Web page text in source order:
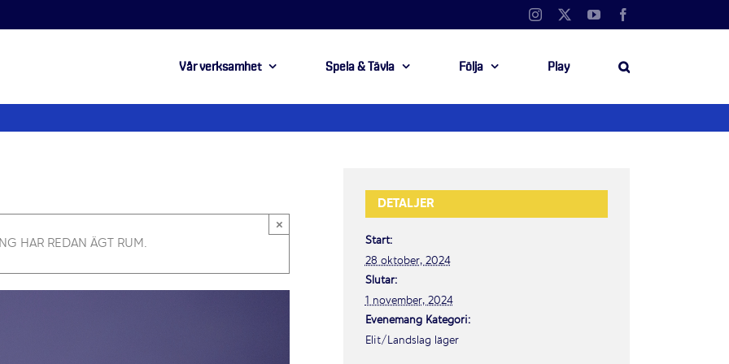
Instagram YouTube
Vår verksamhet Spela & Tävla Följa Play
HAR REDAN ÄGT RUM.
×
DETALJER
Start:
28 oktober, 2024
Slutar:
1 november, 2024
Evenemang Kategori:
Elit/Landslag läger